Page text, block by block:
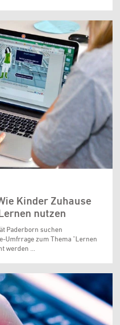
Kinder Zuhause
nutzen
Paderborn suchen
Umfrrage zum Thema "Lernen
werden …